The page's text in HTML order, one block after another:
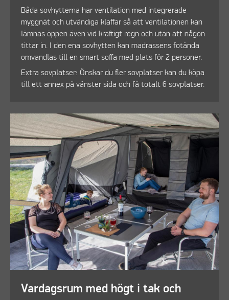
Båda sovhytterna har ventilation med integrerade
myggnät och utvändiga klaffar så att ventilationen kan
lämnas öppen även vid kraftigt regn och utan att någon
tittar in. I den ena sovhytten kan madrassens fotända
omvandlas till en smart soffa med plats för 2 personer.
Extra sovplatser: Önskar du fler sovplatser kan du köpa
till ett annex på vänster sida och få totalt 6 sovplatser.
Vardagsrum med högt i tak och